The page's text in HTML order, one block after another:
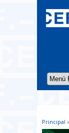
Principal